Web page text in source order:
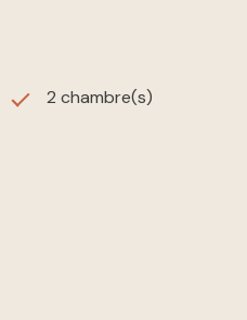
2 chambre(s)